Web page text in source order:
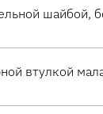
шайбой,
втулкой